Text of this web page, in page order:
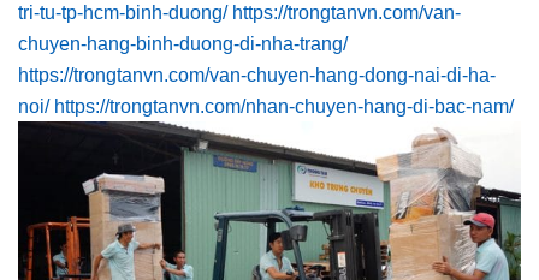
tri-tu-tp-hcm-binh-duong/ https://trongtanvn.com/van-
chuyen-hang-binh-duong-di-nha-trang/
https://trongtanvn.com/van-chuyen-hang-dong-nai-di-ha-
noi/ https://trongtanvn.com/nhan-chuyen-hang-di-bac-nam/